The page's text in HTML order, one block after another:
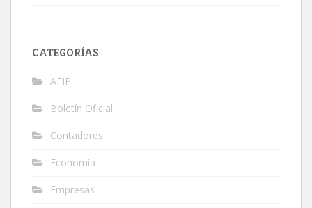
CATEGORÍAS
AFIP
Boletín Oficial
Contadores
Economía
Empresas